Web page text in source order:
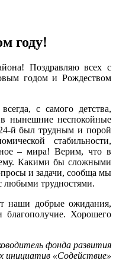
году!
Поздравляю всех с
годом и Рождеством
с самого детства,
нынешние неспокойные
й был трудным и порой
стабильности,
– мира! Верим, что в
Какими бы сложными
и задачи, сообща мы
любыми трудностями.
наши добрые ожидания,
благополучие. Хорошего
фонда развития
инициатив «Содействие»